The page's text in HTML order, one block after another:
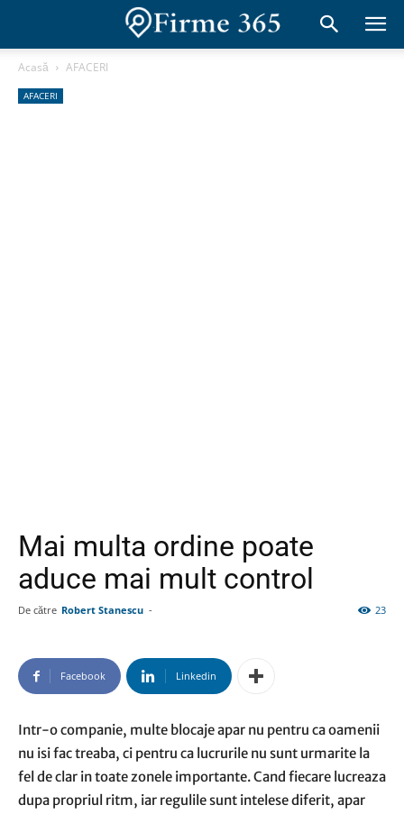
Acasă AFACERI
AFACERI
Mai multa ordine poate
aduce mai mult control
De către Robert Stanescu - 23
Facebook Linkedin
Intr-o companie, multe blocaje apar nu pentru ca oamenii
nu isi fac treaba, ci pentru ca lucrurile nu sunt urmarite la
fel de clar in toate zonele importante. Cand fiecare lucreaza
dupa propriul ritm, iar regulile sunt intelese diferit, apar